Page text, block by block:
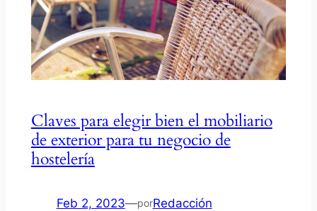
Claves para elegir bien el mobiliario
de exterior para tu negocio de
hostelería
Feb 2, 2023—porRedacción